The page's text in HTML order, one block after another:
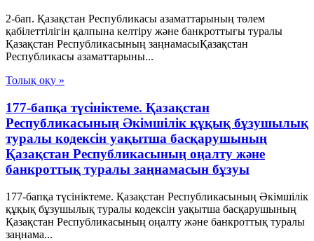
2-бап. Қазақстан Республикасы азаматтарының төлем
қабілеттілігін қалпына келтіру және банкроттығы туралы
Қазақстан Республикасының заңнамасыҚазақстан
Республикасы азаматтарыны...
Толық оқу »
177-бапқа түсініктеме. Қазақстан
Республикасының Әкімшілік құқық бұзушылық
туралы кодексін уақытша басқарушының
Қазақстан Республикасының оңалту және
банкроттық туралы заңнамасын бұзуы
177-бапқа түсініктеме. Қазақстан Республикасының Әкімшілік
құқық бұзушылық туралы кодексін уақытша басқарушының
Қазақстан Республикасының оңалту және банкроттық туралы
заңнама...